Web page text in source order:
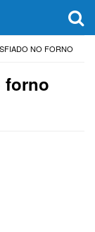
NO FORNO
forno